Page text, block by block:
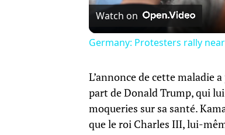
Watch on
Germany: Protesters rally
L’annonce de cette maladie
part de Donald Trump, qui
moqueries sur sa santé.
que le roi Charles III, lui-